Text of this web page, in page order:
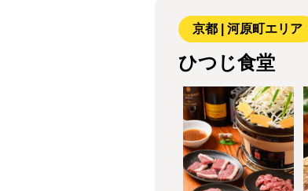
京都 | 河原町エリア
ひつじ食堂